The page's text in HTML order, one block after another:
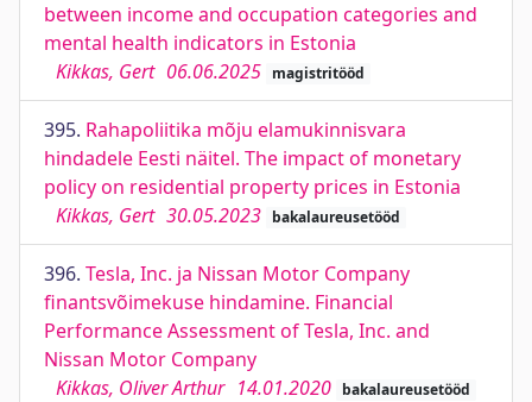
between income and occupation categories and
mental health indicators in Estonia
Kikkas, Gert 06.06.2025 magistritööd
395. Rahapoliitika mõju elamukinnisvara
hindadele Eesti näitel. The impact of monetary
policy on residential property prices in Estonia
Kikkas, Gert 30.05.2023 bakalaureusetööd
396. Tesla, Inc. ja Nissan Motor Company
finantsvõimekuse hindamine. Financial
Performance Assessment of Tesla, Inc. and
Nissan Motor Company
Kikkas, Oliver Arthur 14.01.2020 bakalaureusetööd